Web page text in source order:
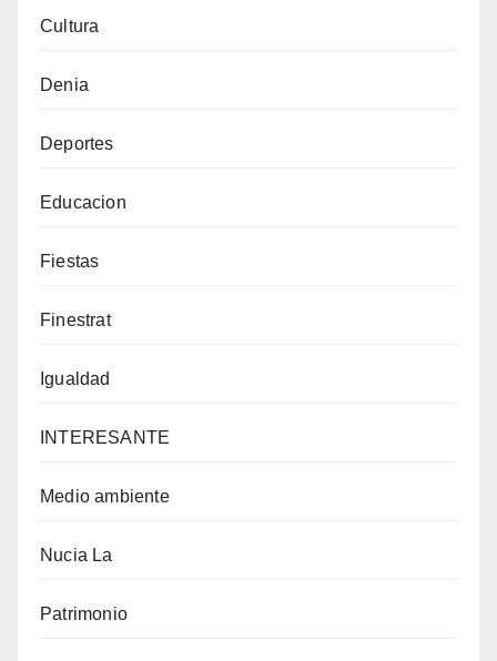
Cultura
Denia
Deportes
Educacion
Fiestas
Finestrat
Igualdad
INTERESANTE
Medio ambiente
Nucia La
Patrimonio